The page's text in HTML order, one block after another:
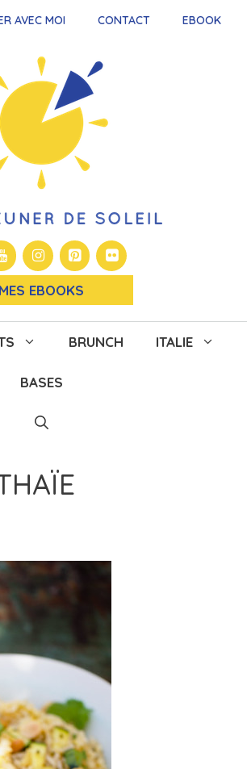
AVEC MOI CONTACT EBOOK
MES EBOOKS
BRUNCH ITALIE
BASES